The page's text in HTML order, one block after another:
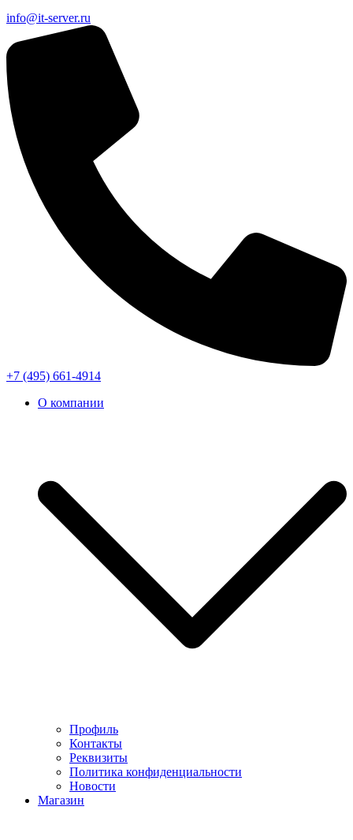
info@it-server.ru
+7 (495) 661-4914
О компании
Профиль
Контакты
Реквизиты
Политика конфиденциальности
Новости
Магазин